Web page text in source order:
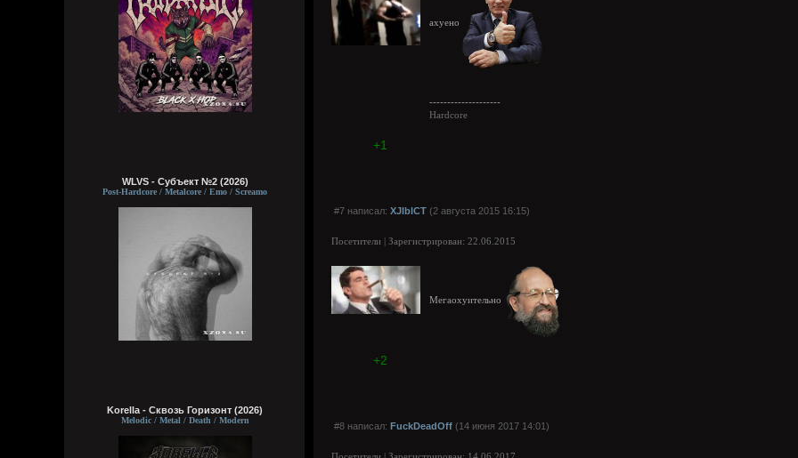
WLVS - Субъект №2 (2026)
Post-Hardcore / Metalcore / Emo / Screamo
Korella - Сквозь Горизонт (2026)
Melodic / Metal / Death / Modern
ахуено
--------------------
Hardcore
+1
#7 написал: XJlblCT (2 августа 2015 16:15)
Посетители | Зарегистрирован: 22.06.2015
Мегаохуительно
+2
#8 написал: FuckDeadOff (14 июня 2017 14:01)